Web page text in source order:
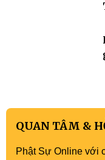
QUAN TÂM &
Phật Sự Online với